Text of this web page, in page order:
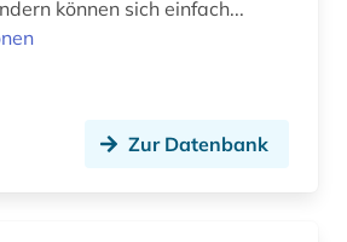
können sich einfach...
Zur Datenbank